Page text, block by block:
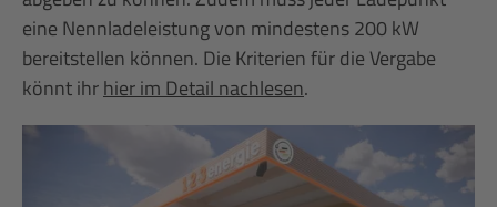
eine Nennladeleistung von mindestens 200 kW
bereitstellen können. Die Kriterien für die Vergabe
könnt ihrhier im Detail nachlesen.